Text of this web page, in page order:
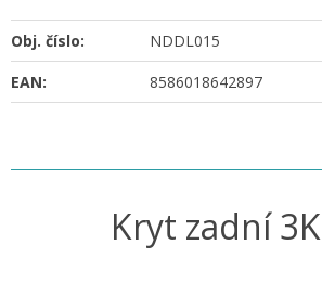
Obj. číslo:
NDDL015
EAN:
8586018642897
Kryt zadní